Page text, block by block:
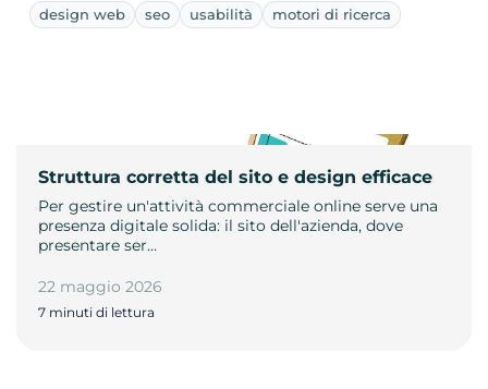
design web seo usabilità motori di ricerca
Struttura corretta del sito e design efficace
Per gestire un'attività commerciale online serve una
presenza digitale solida: il sito dell'azienda, dove
presentare ser…
22 maggio 2026
7 minuti di lettura